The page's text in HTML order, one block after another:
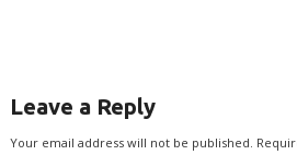
Leave a Reply
Your email address will not be published.